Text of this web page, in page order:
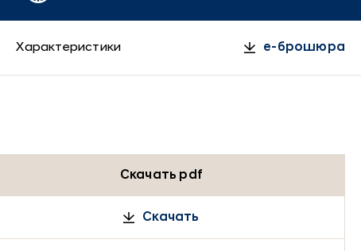
Характеристики e-брошюра
Скачать pdf
Скачать